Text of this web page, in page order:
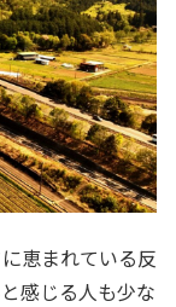
恵まれている反
感じる人も少な